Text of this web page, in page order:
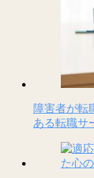
障害者が転
ある転職サ